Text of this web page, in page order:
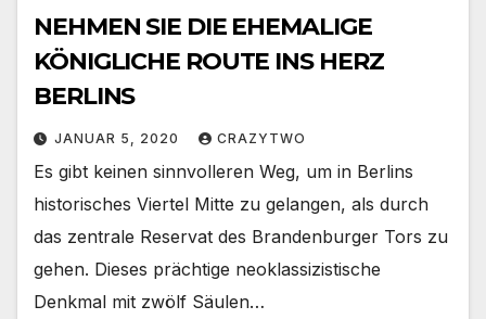
NEHMEN SIE DIE EHEMALIGE
KÖNIGLICHE ROUTE INS HERZ
BERLINS
JANUAR 5, 2020 CRAZYTWO
Es gibt keinen sinnvolleren Weg, um in Berlins
historisches Viertel Mitte zu gelangen, als durch
das zentrale Reservat des Brandenburger Tors zu
gehen. Dieses prächtige neoklassizistische
Denkmal mit zwölf Säulen…